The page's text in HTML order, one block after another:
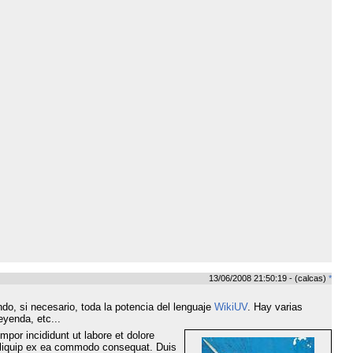
13/06/2008 21:50:19 - (calcas) *
si necesario, toda la potencia del lenguaje WikiUV. Hay varias
etc...
incididunt ut labore et dolore
ex ea commodo consequat. Duis